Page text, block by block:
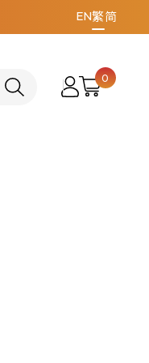
EN繁简
0